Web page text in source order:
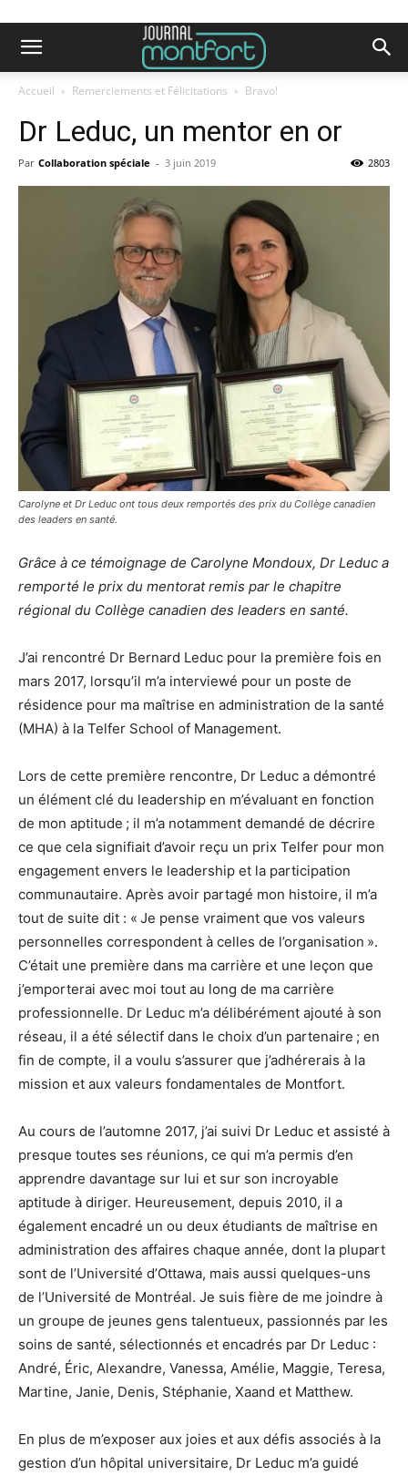
Accueil Remerciements et Félicitations Bravo!
Dr Leduc, un mentor en or
Par Collaboration spéciale - 3 juin 2019 2803
Carolyne et Dr Leduc ont tous deux remportés des prix du Collège canadien
des leaders en santé.
Grâce à ce témoignage de Carolyne Mondoux, Dr Leduc a
remporté le prix du mentorat remis par le chapitre
régional du Collège canadien des leaders en santé.
J’ai rencontré Dr Bernard Leduc pour la première fois en
mars 2017, lorsqu’il m’a interviewé pour un poste de
résidence pour ma maîtrise en administration de la santé
(MHA) à la Telfer School of Management.
Lors de cette première rencontre, Dr Leduc a démontré
un élément clé du leadership en m’évaluant en fonction
de mon aptitude ; il m’a notamment demandé de décrire
ce que cela signifiait d’avoir reçu un prix Telfer pour mon
engagement envers le leadership et la participation
communautaire. Après avoir partagé mon histoire, il m’a
tout de suite dit : « Je pense vraiment que vos valeurs
personnelles correspondent à celles de l’organisation ».
C’était une première dans ma carrière et une leçon que
j’emporterai avec moi tout au long de ma carrière
professionnelle. Dr Leduc m’a délibérément ajouté à son
réseau, il a été sélectif dans le choix d’un partenaire ; en
fin de compte, il a voulu s’assurer que j’adhérerais à la
mission et aux valeurs fondamentales de Montfort.
Au cours de l’automne 2017, j’ai suivi Dr Leduc et assisté à
presque toutes ses réunions, ce qui m’a permis d’en
apprendre davantage sur lui et sur son incroyable
aptitude à diriger. Heureusement, depuis 2010, il a
également encadré un ou deux étudiants de maîtrise en
administration des affaires chaque année, dont la plupart
sont de l’Université d’Ottawa, mais aussi quelques-uns
de l’Université de Montréal. Je suis fière de me joindre à
un groupe de jeunes gens talentueux, passionnés par les
soins de santé, sélectionnés et encadrés par Dr Leduc :
André, Éric, Alexandre, Vanessa, Amélie, Maggie, Teresa,
Martine, Janie, Denis, Stéphanie, Xaand et Matthew.
En plus de m’exposer aux joies et aux défis associés à la
gestion d’un hôpital universitaire, Dr Leduc m’a guidé